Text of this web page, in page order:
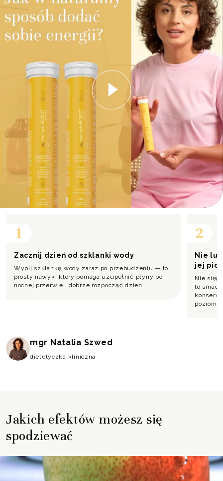
1
Zacznij dzień od szklanki wody
Wypij szklankę wody zaraz po przebudzeniu — to
prosty nawyk, który pomaga uzupełnić płyny po
nocnej przerwie i dobrze rozpocząć dzień.
2
Nie
jej
Nie
to
mgr Natalia Szwed
dietetyczka kliniczna
Jakich efektów możesz się
spodziewać